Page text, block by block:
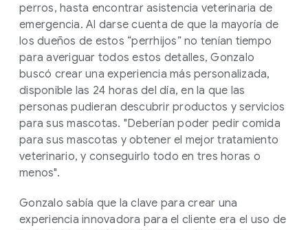
perros, hasta encontrar asistencia veterinaria de
emergencia. Al darse cuenta de que la mayoría de
los dueños de estos “perrhijos” no tenían tiempo
para averiguar todos estos detalles, Gonzalo
buscó crear una experiencia más personalizada,
disponible las 24 horas del día, en la que las
personas pudieran descubrir productos y servicios
para sus mascotas. "Deberían poder pedir comida
para sus mascotas y obtener el mejor tratamiento
veterinario, y conseguirlo todo en tres horas o
menos".
Gonzalo sabía que la clave para crear una
experiencia innovadora para el cliente era el uso de